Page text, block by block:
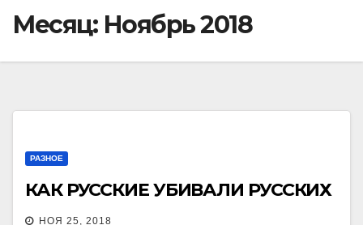
Месяц: Ноябрь 2018
РАЗНОЕ
КАК РУССКИЕ УБИВАЛИ РУССКИХ
НОЯ 25, 2018